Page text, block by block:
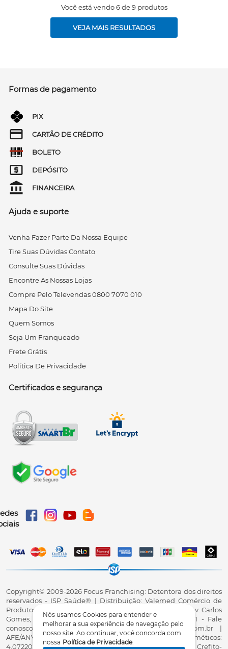
Nós usamos Cookies para entender e
melhorar a sua experiência de navegação pelo
nosso site. Ao continuar, você concorda com
nossa Política de Privacidade.
Você está vendo 6 de 9 produtos
VEJA MAIS RESULTADOS
Formas de pagamento
PIX
CARTÃO DE CRÉDITO
BOLETO
DEPÓSITO
FINANCEIRA
Ajuda e suporte
Venha Fazer Parte Da Nossa Equipe
Tire Suas Dúvidas Contato
Consulte Suas Dúvidas
Encontre As Nossas Lojas
Compre Pelo Televendas 0800 7070 010
Mapa Do Site
Quem Somos
Seja Um Franqueado
Frete Grátis
Política De Privacidade
Certificados e segurança
Copyright©️ 2009-2026 Focus Franchising: Detentora dos direitos
reservados - ISP Saúde®️ | Distribuição: Valemed Comércio de
Produtos para Saúde Ltda - CNPJ: 23.740.880/0001-38 - Av. Carlos
Gomes, 3916, Sl.01, Centro, Cascavel/PR, CEP 85801-091 - Fale
conosco: 0800 7070 010 - qualidade@ispsaude.com.br |
AFE/ANVISA - Dispositivos médicos: 8.18027-9; Cosméticos:
4.07220-8 - Responsável Técnico Karla Almeida Ghiraldi - Crefito-